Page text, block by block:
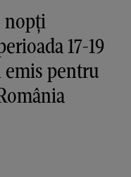
nopți
17-19
emis pentru